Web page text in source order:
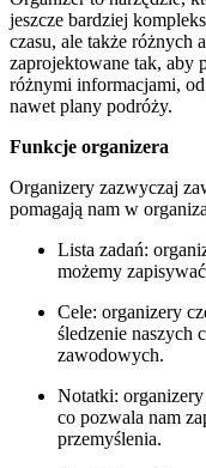
jeszcze bardziej
czasu, ale także różnych
zaprojektowane tak, aby
różnymi informacjami,
nawet plany podróży.
Funkcje organizera
Organizery zazwyczaj
pomagają nam w
Lista zadań:
możemy
Cele: organizery
śledzenie naszych
zawodowych.
Notatki:
co pozwala nam
przemyślenia.